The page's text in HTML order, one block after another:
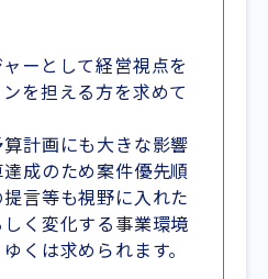
ーとして経営視点を
を担える方を求めて
計画にも大きな影響
成のため案件優先順
言等も視野に入れた
く変化する事業環境
くは求められます。